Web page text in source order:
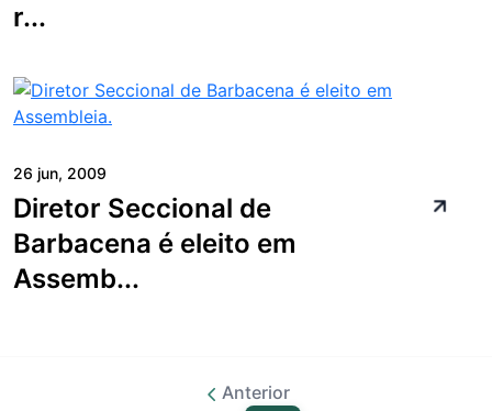
r...
26 jun, 2009
Diretor Seccional de
Barbacena é eleito em
Assemb...
Anterior